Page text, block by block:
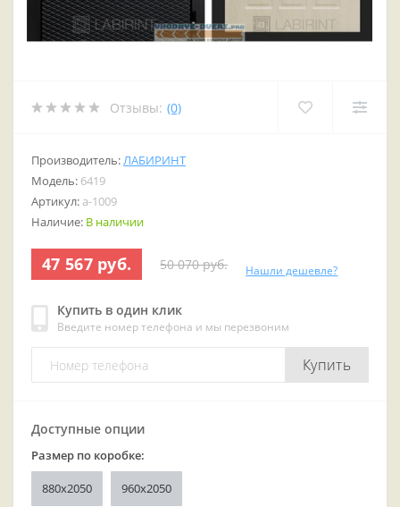
Отзывы: (0)
Производитель:ЛАБИРИНТ
Модель: 6419
Артикул: a-1009
Наличие: В наличии
47 567 руб. 50 070 руб. Нашли дешевле?
Купить в один клик
Введите номер телефона и мы перезвоним
Купить
Доступные опции
Размер по коробке:
880x2050 960x2050